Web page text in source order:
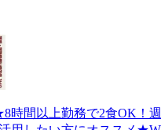
間以上勤務で2食OK！